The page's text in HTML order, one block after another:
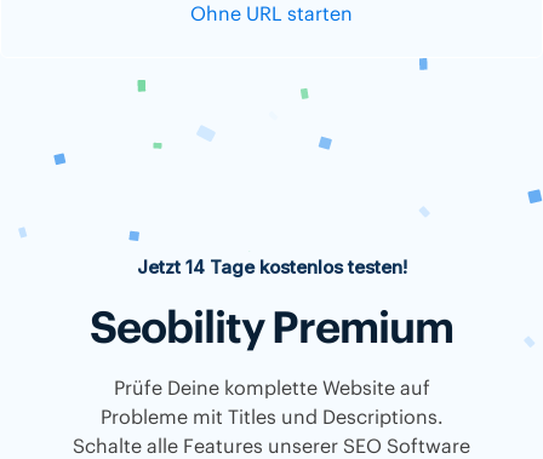
Ohne URL starten
Jetzt 14 Tage kostenlos testen!
Seobility Premium
Prüfe Deine komplette Website auf
Probleme mit Titles und Descriptions.
Schalte alle Features unserer SEO Software